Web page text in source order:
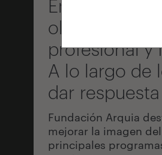
En 1990
objetivo ha
profesional y
A lo largo de
dar
Fundación Arquia
mejorar la imagen
principales